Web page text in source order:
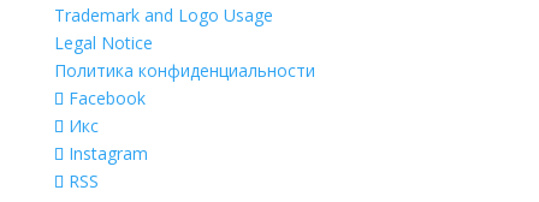
Trademark and Logo Usage
Legal Notice
Политика конфиденциальности
Facebook
Икс
Instagram
RSS